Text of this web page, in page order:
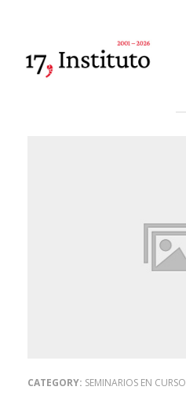
CATEGORY: SEMINARIOS EN CURSO